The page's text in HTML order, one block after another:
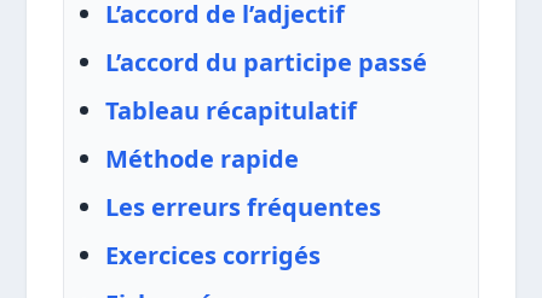
L’accord de l’adjectif
L’accord du participe passé
Tableau récapitulatif
Méthode rapide
Les erreurs fréquentes
Exercices corrigés